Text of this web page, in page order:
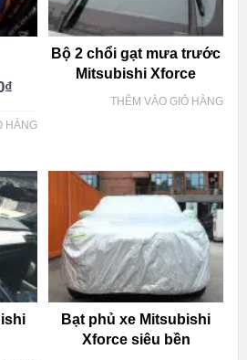
₫
HÀNG
Bộ 2 chổi gạt mưa trước
Mitsubishi Xforce
THÊM VÀO GIỎ HÀNG
Bạt phủ xe Mitsubishi
Xforce siêu bền